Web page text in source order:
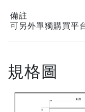
備註
可另外單獨購買平
規格圖